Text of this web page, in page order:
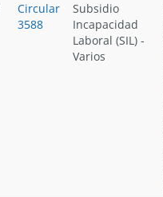
Circular
3588
Subsidio
Incapacidad
Laboral (SIL) -
Varios